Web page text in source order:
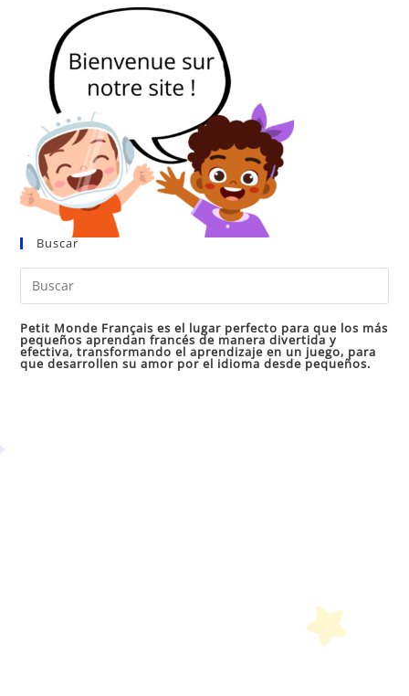
Buscar
Petit Monde Français es el lugar perfecto para que los más
pequeños aprendan francés de manera divertida y
efectiva, transformando el aprendizaje en un juego, para
que desarrollen su amor por el idioma desde pequeños.